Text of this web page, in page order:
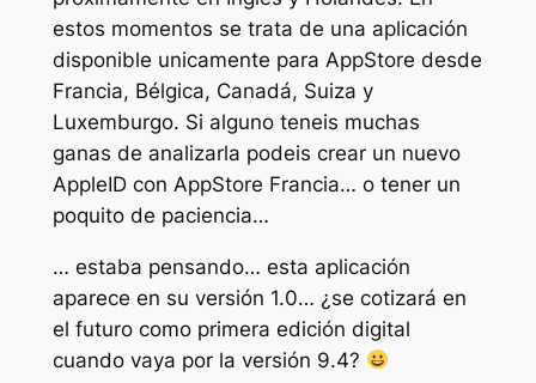
estos momentos se trata de una aplicación
disponible unicamente para AppStore desde
Francia, Bélgica, Canadá, Suiza y
Luxemburgo. Si alguno teneis muchas
ganas de analizarla podeis crear un nuevo
AppleID con AppStore Francia… o tener un
poquito de paciencia…
… estaba pensando… esta aplicación
aparece en su versión 1.0… ¿se cotizará en
el futuro como primera edición digital
cuando vaya por la versión 9.4?